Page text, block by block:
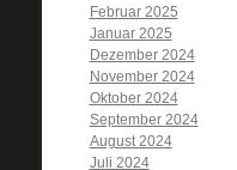
Februar 2025
Januar 2025
Dezember 2024
November 2024
Oktober 2024
September 2024
August 2024
Juli 2024